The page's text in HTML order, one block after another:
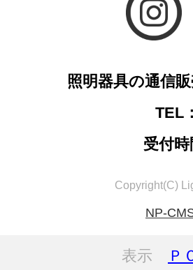
照明器具の通信
TEL
受付
Copyright(C)
NP-
表示 Ｐ